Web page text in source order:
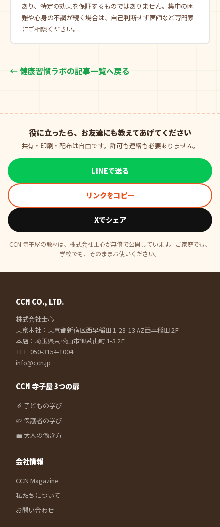
あり、特定の効果を保証するものではありません。集中の困
難や心身の不調が続く場合は、自己判断せず医師など専門家
にご相談ください。
← 健康習慣ラボの記事一覧へ戻る
役に立ったら、お友達にも教えてあげてください
共有・印刷・配布は自由です。許可も連絡も必要ありません。
LINEで送る
リンクをコピー
Xでシェア
CCN 寺子屋の教材は、株式会社士心が無償で公開しています。ご家庭でも、
学校でも、そのままお使いください。
CCN CO., LTD.
株式会社士心
東京本社：東京都新宿区西早稲田 1-23-13 AZ西早稲田 2F
本店：埼玉県東松山市御茶山町 1-3 2F
TEL: 050-3154-1004
info@ccn.jp
CCN 寺子屋 3つの扉
🔬 子どもの学び
🌱 保護者の学び
💼 大人の働き方
会社情報
CCN Magazine
私たちについて
お問い合わせ